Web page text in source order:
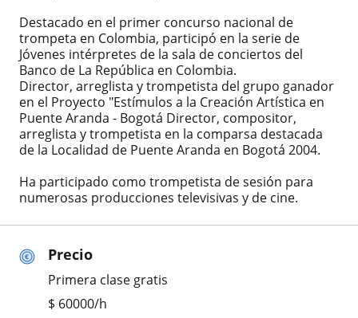
Precio
Primera clase gratis
$ 60000/h
Destacado en el primer concurso nacional de
trompeta en Colombia, participó en la serie de
Jóvenes intérpretes de la sala de conciertos del
Banco de La República en Colombia.
Director, arreglista y trompetista del grupo ganador
en el Proyecto "Estímulos a la Creación Artística en
Puente Aranda - Bogotá Director, compositor,
arreglista y trompetista en la comparsa destacada
de la Localidad de Puente Aranda en Bogotá 2004.
Ha participado como trompetista de sesión para
numerosas producciones televisivas y de cine.